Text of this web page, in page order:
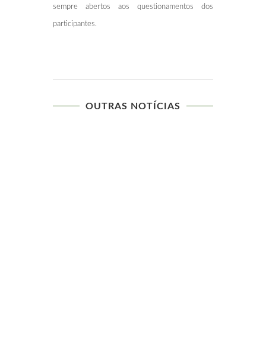
sempre abertos aos questionamentos dos
participantes.
OUTRAS NOTÍCIAS